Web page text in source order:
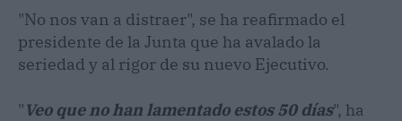
"No nos van a distraer", se ha reafirmado el
presidente de la Junta que ha avalado la
seriedad y al rigor de su nuevo Ejecutivo.
"Veo que no han lamentado estos 50 días", ha